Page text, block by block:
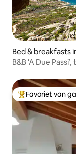
Bed & breakfasts
B&B ‘A Due
Topfavoriet van
Favoriet van